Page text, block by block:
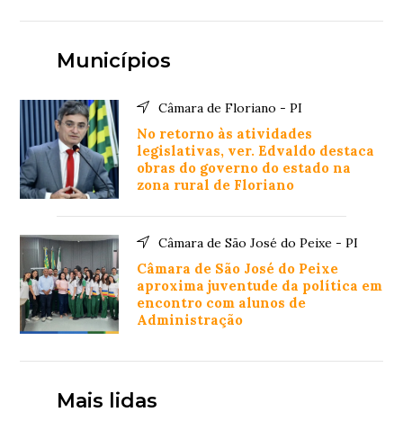
Municípios
Câmara de Floriano - PI
No retorno às atividades
legislativas, ver. Edvaldo destaca
obras do governo do estado na
zona rural de Floriano
Câmara de São José do Peixe - PI
Câmara de São José do Peixe
aproxima juventude da política em
encontro com alunos de
Administração
Mais lidas